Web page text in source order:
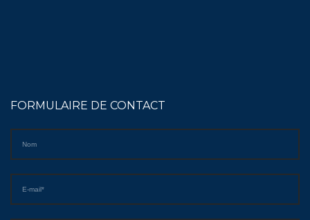
FORMULAIRE DE CONTACT